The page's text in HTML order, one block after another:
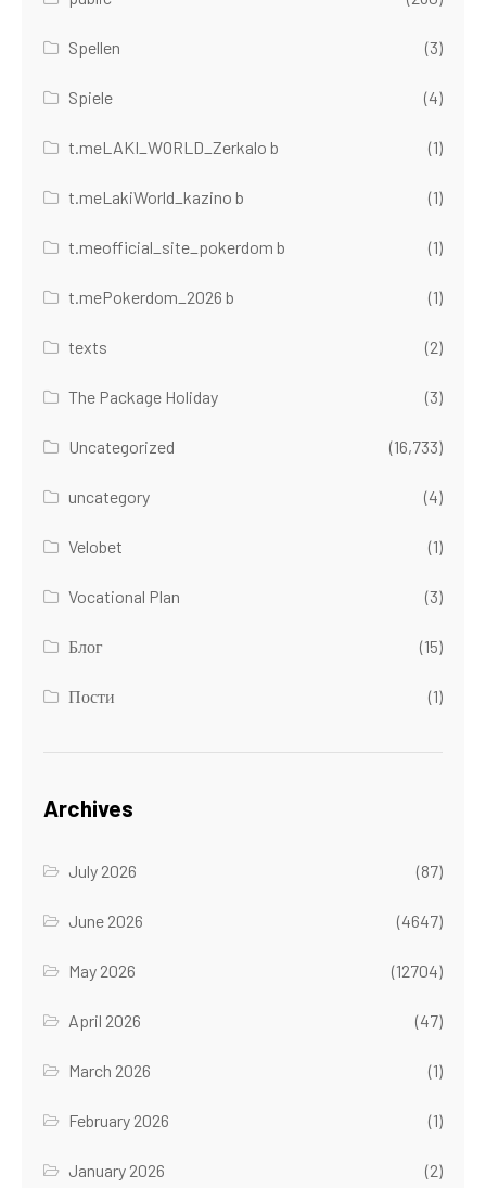
Spellen (3)
Spiele (4)
t.meLAKI_WORLD_Zerkalo b (1)
t.meLakiWorld_kazino b (1)
t.meofficial_site_pokerdom b (1)
t.mePokerdom_2026 b (1)
texts (2)
The Package Holiday (3)
Uncategorized (16,733)
uncategory (4)
Velobet (1)
Vocational Plan (3)
Блог (15)
Пости (1)
Archives
July 2026 (87)
June 2026 (4647)
May 2026 (12704)
April 2026 (47)
March 2026 (1)
February 2026 (1)
January 2026 (2)